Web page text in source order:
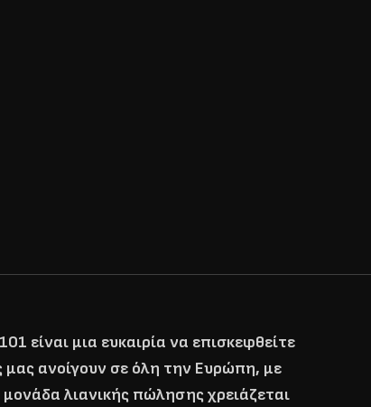
είναι μια ευκαιρία να επισκεφθείτε
μας ανοίγουν σε όλη την Ευρώπη, με
λιανικής πώλησης χρειάζεται